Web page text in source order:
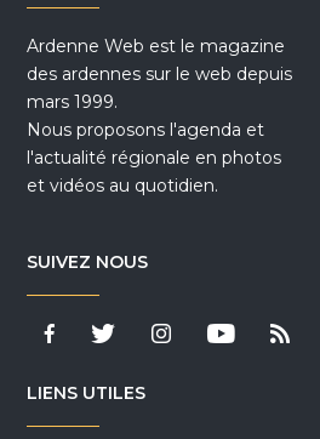
Ardenne Web est le magazine
des ardennes sur le web depuis
mars 1999.
Nous proposons l'agenda et
l'actualité régionale en photos
et vidéos au quotidien.
SUIVEZ NOUS
LIENS UTILES